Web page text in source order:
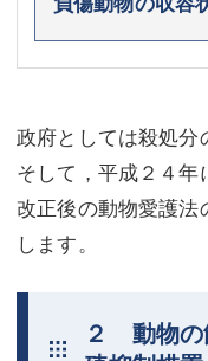
政府としては殺処分
そして，平成２４年
改正後の動物愛護法
します。
２ 動物の